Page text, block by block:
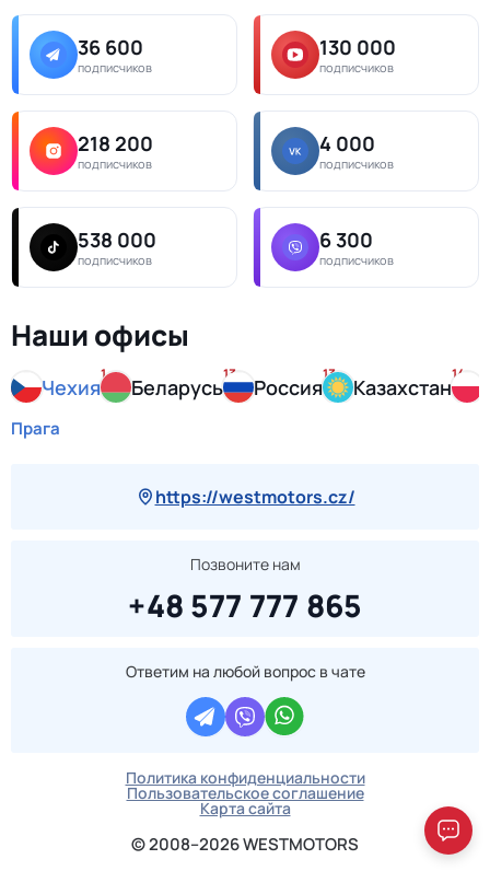
36 600
подписчиков
130 000
подписчиков
218 200
подписчиков
4 000
подписчиков
538 000
подписчиков
6 300
подписчиков
Наши офисы
Чехия
1
Беларусь
13
Россия
13
Казахстан
14
Прага
https://westmotors.cz/
Позвоните нам
+48 577 777 865
Ответим на любой вопрос в чате
Политика конфиденциальности
Пользовательское соглашение
Карта сайта
© 2008–2026 WESTMOTORS